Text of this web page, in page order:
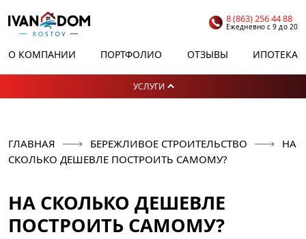
О КОМПАНИИ ПОРТФОЛИО ОТЗЫВЫ ИПОТЕКА
8 (863) 256 44 88
Ежедневно с 9 до 20
УСЛУГИ
ГЛАВНАЯ БЕРЕЖЛИВОЕ СТРОИТЕЛЬСТВО
НА
СКОЛЬКО ДЕШЕВЛЕ ПОСТРОИТЬ САМОМУ?
НА СКОЛЬКО ДЕШЕВЛЕ
ПОСТРОИТЬ САМОМУ?